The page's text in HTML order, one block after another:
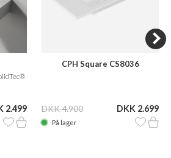
2.499
CPH Square CS8036
DKK 4.900 DKK 2.699
På lager